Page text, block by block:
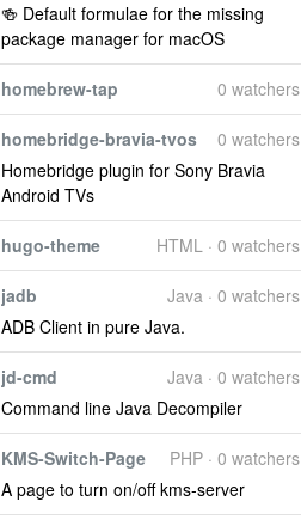
🍻 Default formulae for the missing
package manager for macOS
0 watchers
homebrew-tap
0 watchers
homebridge-bravia-tvos
Homebridge plugin for Sony Bravia
Android TVs
HTML · 0 watchers
hugo-theme
Java · 0 watchers
jadb
ADB Client in pure Java.
Java · 0 watchers
jd-cmd
Command line Java Decompiler
PHP · 0 watchers
KMS-Switch-Page
A page to turn on/off kms-server